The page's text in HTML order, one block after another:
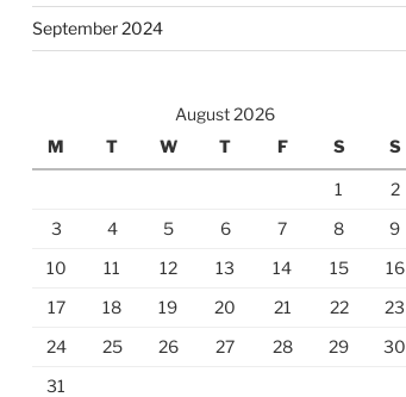
September 2024
August 2026
M
T W T F S S
1
2
3
4 5 6 7 8
9
10
11 12 13 14 15
16
17
18 19 20 21 22
23
24
25 26 27 28 29
30
31